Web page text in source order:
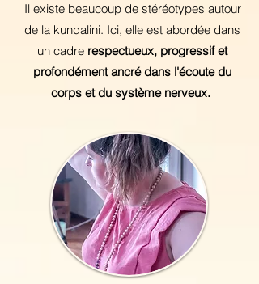
Il existe beaucoup de stéréotypes autour
de la kundalini. Ici, elle est abordée dans
un cadre respectueux, progressif et
profondément ancré dans l'écoute du
corps et du système nerveux.